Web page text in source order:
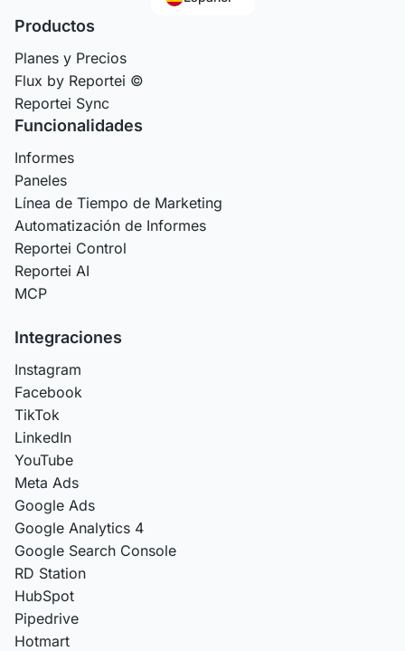
Productos
Planes y Precios
Flux by Reportei ©
Reportei Sync
Funcionalidades
Informes
Paneles
Línea de Tiempo de Marketing
Automatización de Informes
Reportei Control
Reportei AI
MCP
Integraciones
Instagram
Facebook
TikTok
LinkedIn
YouTube
Meta Ads
Google Ads
Google Analytics 4
Google Search Console
RD Station
HubSpot
Pipedrive
Hotmart